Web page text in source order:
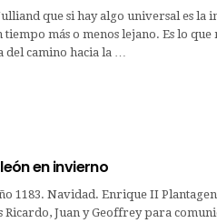
que si hay algo universal es la
más o menos lejano. Es lo que
camino hacia la …
en invierno
1183. Navidad. Enrique II
Ricardo, Juan y Geoffrey para